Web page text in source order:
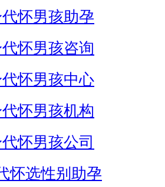
怀男孩助孕
怀男孩咨询
怀男孩中心
怀男孩机构
怀男孩公司
怀选性别助孕